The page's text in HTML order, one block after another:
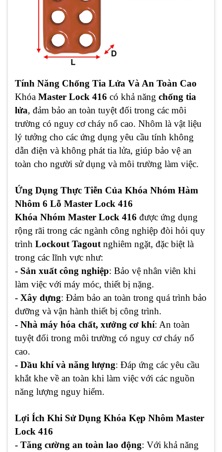
Tính Năng Chống Tia Lửa Và An Toàn Cao
Khóa Master Lock 416 có khả năng chống tia
lửa, đảm bảo an toàn tuyệt đối trong các môi
trường có nguy cơ cháy nổ cao. Nhôm là vật liệu
lý tưởng cho các ứng dụng yêu cầu tính không
dẫn điện và không phát tia lửa, giúp bảo vệ an
toàn cho người sử dụng và môi trường làm việc.
Ứng Dụng Thực Tiễn Của Khóa Nhóm Hàm
Nhôm 6 Lỗ Master Lock 416
Khóa Nhóm Master Lock 416 được ứng dụng
rộng rãi trong các ngành công nghiệp đòi hỏi quy
trình Lockout Tagout nghiêm ngặt, đặc biệt là
trong các lĩnh vực như:
- Sản xuất công nghiệp: Bảo vệ nhân viên khi
làm việc với máy móc, thiết bị nặng.
- Xây dựng: Đảm bảo an toàn trong quá trình bảo
dưỡng và vận hành thiết bị công trình.
- Nhà máy hóa chất, xưởng cơ khí: An toàn
tuyệt đối trong môi trường có nguy cơ cháy nổ
cao.
- Dầu khí và năng lượng: Đáp ứng các yêu cầu
khắt khe về an toàn khi làm việc với các nguồn
năng lượng nguy hiểm.
Lợi Ích Khi Sử Dụng Khóa Kẹp Nhôm Master
Lock 416
- Tăng cường an toàn lao động: Với khả năng